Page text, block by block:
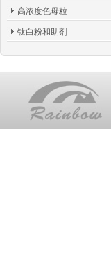
高浓度色母粒
钛白粉和助剂